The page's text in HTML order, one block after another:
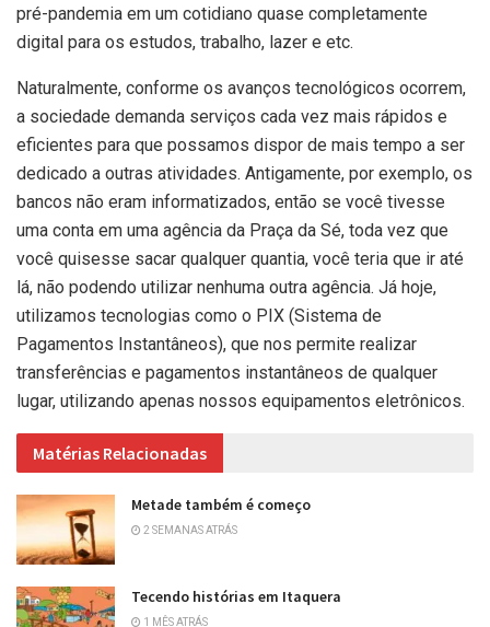
pré-pandemia em um cotidiano quase completamente
digital para os estudos, trabalho, lazer e etc.
Naturalmente, conforme os avanços tecnológicos ocorrem,
a sociedade demanda serviços cada vez mais rápidos e
eficientes para que possamos dispor de mais tempo a ser
dedicado a outras atividades. Antigamente, por exemplo, os
bancos não eram informatizados, então se você tivesse
uma conta em uma agência da Praça da Sé, toda vez que
você quisesse sacar qualquer quantia, você teria que ir até
lá, não podendo utilizar nenhuma outra agência. Já hoje,
utilizamos tecnologias como o PIX (Sistema de
Pagamentos Instantâneos), que nos permite realizar
transferências e pagamentos instantâneos de qualquer
lugar, utilizando apenas nossos equipamentos eletrônicos.
Matérias Relacionadas
Metade também é começo
2 SEMANAS ATRÁS
Tecendo histórias em Itaquera
1 MÊS ATRÁS